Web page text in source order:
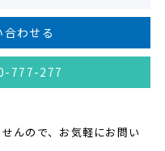
わせる
777-277
んので、お気軽にお問い